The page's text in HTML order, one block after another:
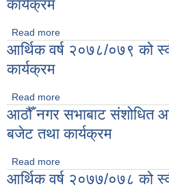
कार्यक्रम
Read more
आर्थिक वर्ष २०७८/०७९ को
कार्यक्रम
Read more
आठौँ नगर सभाबाट
बजेट तथा कार्यक्रम
Read more
कार्यक्रम
आर्थिक वर्ष २०७७/०७८ को